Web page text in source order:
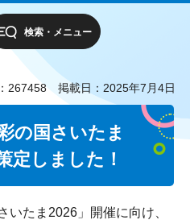
検索・メニュー
267458 掲載日：2025年7月4日
の国さいたま
定しました！
たま2026」開催に向け、